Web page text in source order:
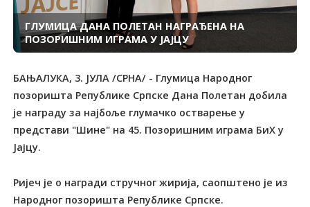
ГЛУМИЦА ДАНА ПОЛЕТАН НАГРАЂЕНА НА
ПОЗОРИШНИМ ИГРАМА У ЈАЈЦУ
БАЊАЛУКА, 3. ЈУЛА /СРНА/ - Глумица Народног
позоришта Републике Српске Дана Полетан добила
је награду за најбоље глумачко остварење у
представи "Шине" на 45. Позоришним играма БиХ у
Јајцу.
Ријеч је о награди стручног жирија, саопштено је из
Народног позоришта Републике Српске.